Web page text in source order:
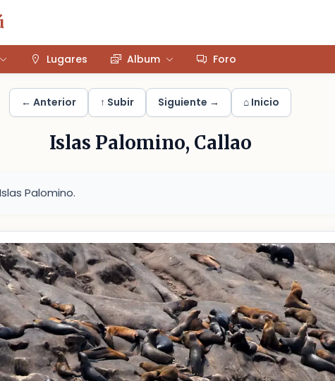
Lugares Album Foro
← Anterior ↑ Subir Siguiente → ⌂ Inicio
Islas Palomino, Callao
Palomino.